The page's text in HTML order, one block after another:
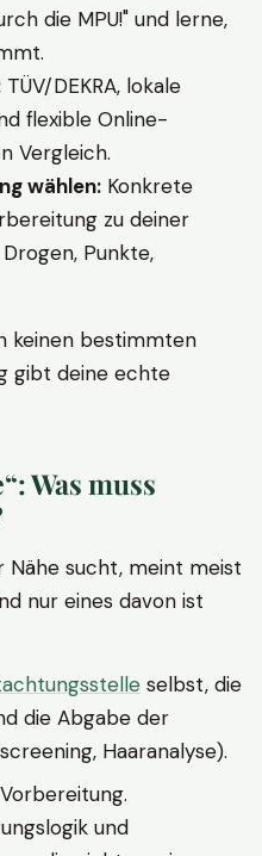
die MPU!" und lerne,
TÜV/DEKRA, lokale
flexible Online-
Vergleich.
wählen: Konkrete
zu deiner
Punkte,
keinen bestimmten
gibt deine echte
Was muss
Nähe sucht, meint meist
nur eines davon ist
selbst, die
die Abgabe der
Haaranalyse).
und